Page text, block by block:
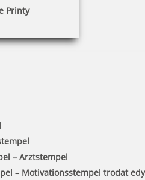
Printy
– Arztstempel
– Motivationsstempel trodat